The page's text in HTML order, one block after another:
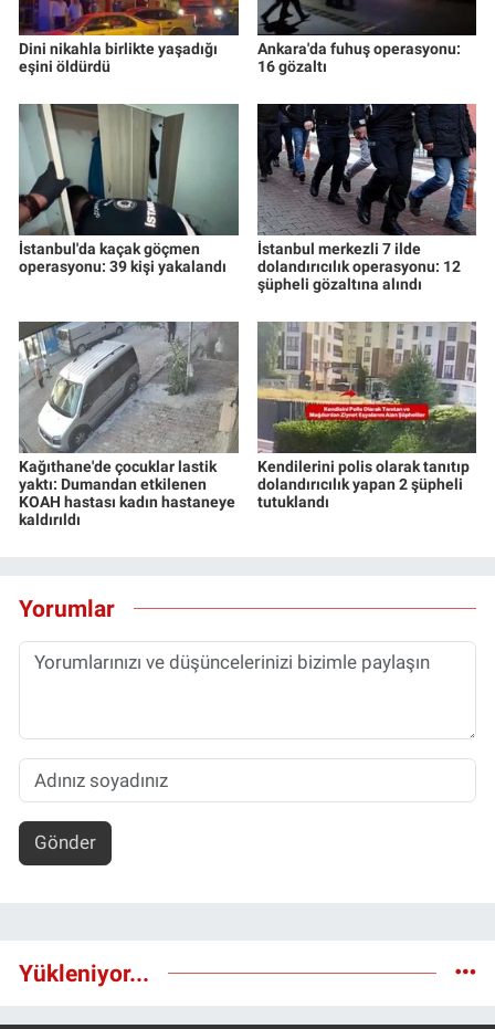
Dini nikahla birlikte yaşadığı
eşini öldürdü
Ankara'da fuhuş operasyonu:
16 gözaltı
İstanbul'da kaçak göçmen
operasyonu: 39 kişi yakalandı
İstanbul merkezli 7 ilde
dolandırıcılık operasyonu: 12
şüpheli gözaltına alındı
Kağıthane'de çocuklar lastik
yaktı: Dumandan etkilenen
KOAH hastası kadın hastaneye
kaldırıldı
Kendilerini polis olarak tanıtıp
dolandırıcılık yapan 2 şüpheli
tutuklandı
Yorumlar
Gönder
Yükleniyor...